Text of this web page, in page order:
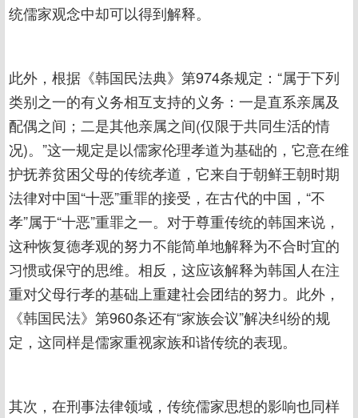
统儒家观念中却可以得到解释。
此外，根据《韩国民法典》第974条规定：“属于下列
类别之一的有义务相互支持的义务：一是直系亲属及
配偶之间；二是其他亲属之间(仅限于共同生活的情
况)。”这一规定是以儒家伦理孝道为基础的，它意在维
护抚养贫困父母的传统孝道，它来自于朝鲜王朝时期
法律对中国“十恶”重罪的接受，在古代的中国，“不
孝”属于“十恶”重罪之一。对于尊重传统的韩国来说，
这种恢复德孝观的努力不能简单地解释为不合时宜的
习惯或保守的思维。相反，这应该解释为韩国人在注
重对父母行孝的基础上重建社会团结的努力。此外，
《韩国民法》第960条还有“家族会议”解决纠纷的规
定，这同样是儒家重视家族和谐传统的表现。
其次，在刑事法律领域，传统儒家思想的影响也同样